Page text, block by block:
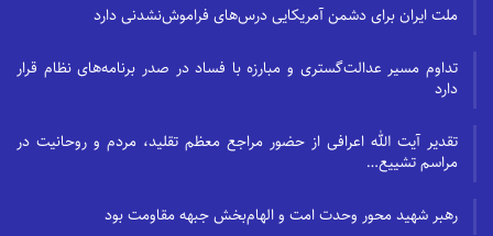
ملت ایران برای دشمن آمریکایی درس‌های فراموش‌نشدنی دارد
تداوم مسیر عدالت‌گستری و مبارزه با فساد در صدر برنامه‌های نظام قرار
دارد
تقدیر آیت الله اعرافی از حضور مراجع معظم تقلید، مردم و روحانیت در
مراسم تشییع…
رهبر شهید محور وحدت امت و الهام‌بخش جبهه مقاومت بود